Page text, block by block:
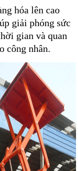
hóa lên cao
giải phóng sức
gian và quan
công nhân.